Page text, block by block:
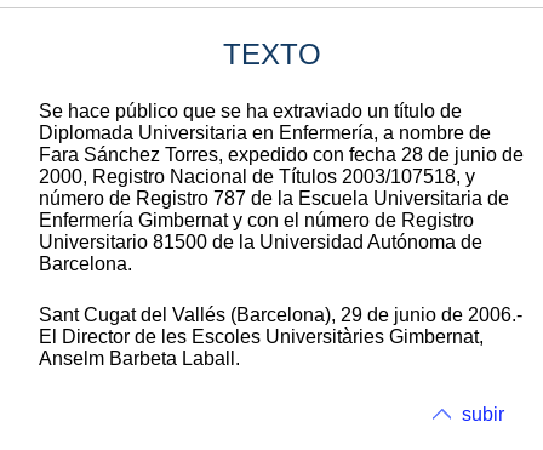
TEXTO
Se hace público que se ha extraviado un título de
Diplomada Universitaria en Enfermería, a nombre de
Fara Sánchez Torres, expedido con fecha 28 de junio de
2000, Registro Nacional de Títulos 2003/107518, y
número de Registro 787 de la Escuela Universitaria de
Enfermería Gimbernat y con el número de Registro
Universitario 81500 de la Universidad Autónoma de
Barcelona.
Sant Cugat del Vallés (Barcelona), 29 de junio de 2006.-
El Director de les Escoles Universitàries Gimbernat,
Anselm Barbeta Laball.
subir